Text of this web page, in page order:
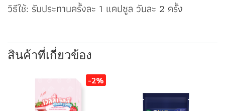
วิธีใช้: รับประทานครั้งละ 1 แคปซูล วันละ 2 ครั้ง
สินค้าที่เกี่ยวข้อง
-2%